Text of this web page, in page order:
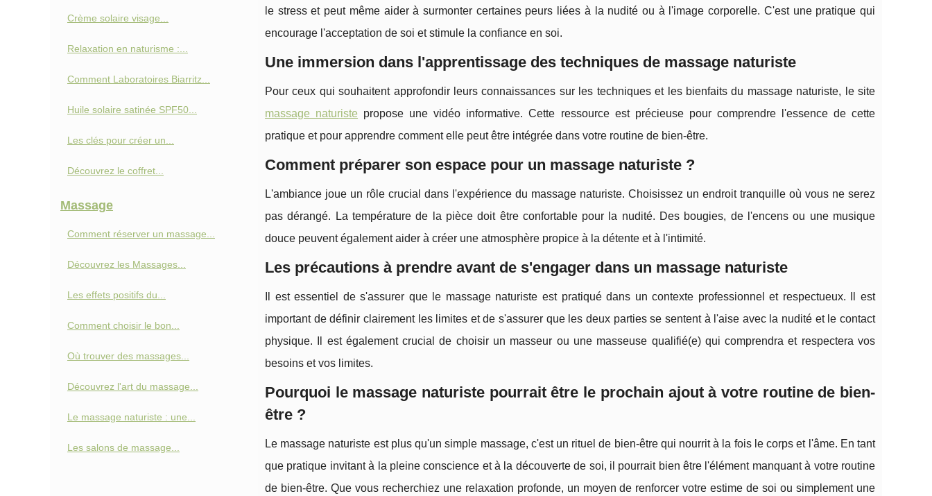
le stress et peut même aider à surmonter certaines peurs liées à la nudité ou à l'image corporelle. C'est une pratique qui
encourage l'acceptation de soi et stimule la confiance en soi.
Une immersion dans l'apprentissage des techniques de massage naturiste
Pour ceux qui souhaitent approfondir leurs connaissances sur les techniques et les bienfaits du massage naturiste, le site
massage naturiste propose une vidéo informative. Cette ressource est précieuse pour comprendre l'essence de cette
pratique et pour apprendre comment elle peut être intégrée dans votre routine de bien-être.
Comment préparer son espace pour un massage naturiste ?
L'ambiance joue un rôle crucial dans l'expérience du massage naturiste. Choisissez un endroit tranquille où vous ne serez
pas dérangé. La température de la pièce doit être confortable pour la nudité. Des bougies, de l'encens ou une musique
douce peuvent également aider à créer une atmosphère propice à la détente et à l'intimité.
Les précautions à prendre avant de s'engager dans un massage naturiste
Il est essentiel de s'assurer que le massage naturiste est pratiqué dans un contexte professionnel et respectueux. Il est
important de définir clairement les limites et de s'assurer que les deux parties se sentent à l'aise avec la nudité et le contact
physique. Il est également crucial de choisir un masseur ou une masseuse qualifié(e) qui comprendra et respectera vos
besoins et vos limites.
Pourquoi le massage naturiste pourrait être le prochain ajout à votre routine de bien-
être ?
Le massage naturiste est plus qu'un simple massage, c'est un rituel de bien-être qui nourrit à la fois le corps et l'âme. En tant
que pratique invitant à la pleine conscience et à la découverte de soi, il pourrait bien être l'élément manquant à votre routine
de bien-être. Que vous recherchiez une relaxation profonde, un moyen de renforcer votre estime de soi ou simplement une
Crème solaire visage...
Relaxation en naturisme :...
Comment Laboratoires Biarritz...
Huile solaire satinée SPF50...
Les clés pour créer un...
Découvrez le coffret...
Massage
Comment réserver un massage...
Découvrez les Massages...
Les effets positifs du...
Comment choisir le bon...
Où trouver des massages...
Découvrez l'art du massage...
Le massage naturiste : une...
Les salons de massage...